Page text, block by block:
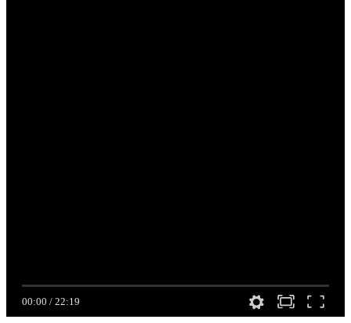
00:00 / 22:19